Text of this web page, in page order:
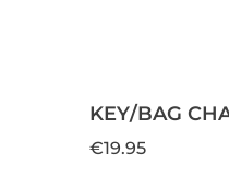
KEY/BAG
€19.95